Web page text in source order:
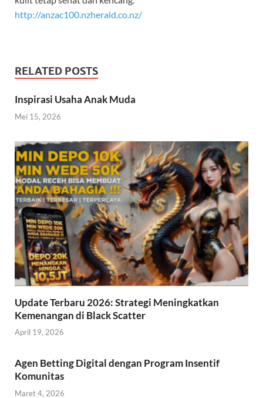
http://anzac100.nzherald.co.nz/
RELATED POSTS
Inspirasi Usaha Anak Muda
Mei 15, 2026
Update Terbaru 2026: Strategi Meningkatkan
Kemenangan di Black Scatter
April 19, 2026
Agen Betting Digital dengan Program Insentif
Komunitas
Maret 4, 2026